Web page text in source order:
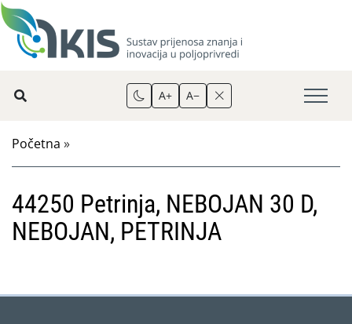
A+ A−
Početna »
44250 Petrinja, NEBOJAN 30 D,
NEBOJAN, PETRINJA